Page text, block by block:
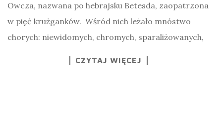
Owcza, nazwana po hebrajsku Betesda, zaopatrzona
w pięć krużganków. Wśród nich leżało mnóstwo
chorych: niewidomych, chromych, sparaliżowanych,
CZYTAJ WIĘCEJ